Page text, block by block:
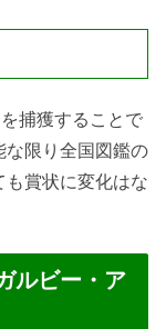
捕獲することで
な限り全国図鑑の
も賞状に変化はな
ルビー・ア